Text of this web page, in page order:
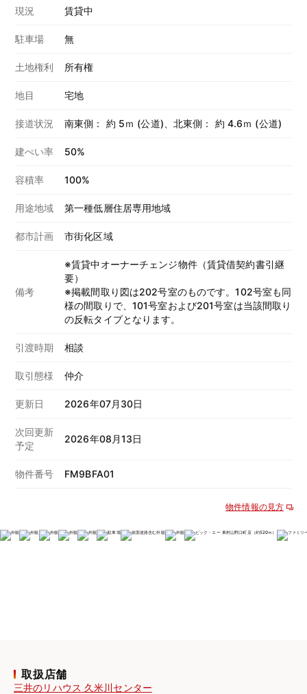
現況 賃貸中
駐車場 無
土地権利 所有権
地目 宅地
接道状況 南東側： 約 5ｍ (公道)、北東側： 約 4.6ｍ (公道)
建ぺい率 50%
容積率 100%
用途地域 第一種低層住居専用地域
都市計画 市街化区域
備考
※賃貸中オーナーチェンジ物件（賃貸借契約書引継
要）
※掲載間取り図は202号室のものです。102号室も同
様の間取りで、101号室および201号室は当該間取り
の反転タイプとなります。
引渡時期 相談
取引態様 仲介
更新日 2026年07月30日
次回更新
予定
2026年08月13日
物件番号 FM9BFA01
物件情報の見方
取扱店舗
三井のリハウス 久米川センター